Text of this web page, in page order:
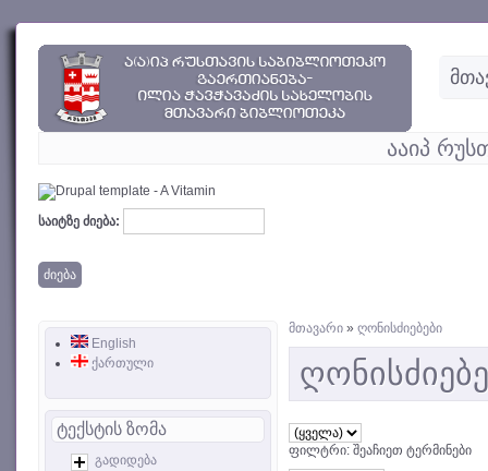
ააიპ
საიტზე ძიება:
English
ქართული
ტექსტის ზომა
გადიდება
მთავარი » ღონისძიებები
ფილტრი: შეაჩიეთ ტერმინები